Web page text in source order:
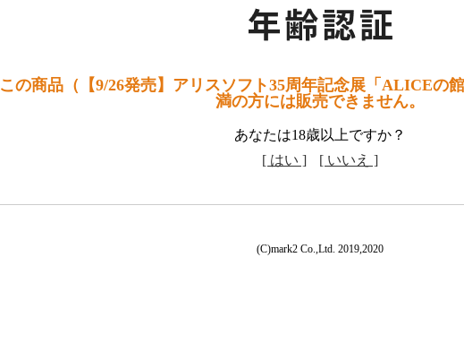
この商品（【9/26発売】アリスソフト35周年記念展「ALICEの
満の方には販売できません。
あなたは18歳以上ですか？
[ はい ]
[ いいえ ]
(C)mark2 Co.,Ltd. 2019,2020